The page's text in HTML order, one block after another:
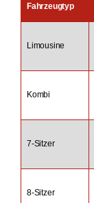
Fahrzeugtyp
Limousine
Kombi
7-Sitzer
8-Sitzer